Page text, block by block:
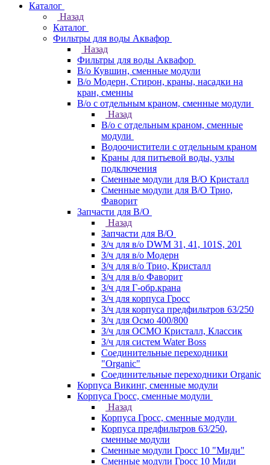
Каталог
Назад
Каталог
Фильтры для воды Аквафор
Назад
Фильтры для воды Аквафор
В/о Кувшин, сменные модули
В/о Модерн, Стирон, краны, насадки на
кран, сменны
В/о с отдельным краном, сменные модули
Назад
В/о с отдельным краном, сменные
модули
Водоочистители с отдельным краном
Краны для питьевой воды, узлы
подключения
Сменные модули для В/О Кристалл
Сменные модули для В/О Трио,
Фаворит
Запчасти для В/О
Назад
Запчасти для В/О
З/ч для в/о DWM 31, 41, 101S, 201
З/ч для в/о Модерн
З/ч для в/о Трио, Кристалл
З/ч для в/о Фаворит
З/ч для Г-обр.крана
З/ч для корпуса Гросс
З/ч для корпуса предфильтров 63/250
З/ч для Осмо 400/800
З/ч для ОСМО Кристалл, Классик
З/ч для систем Water Boss
Соединительные переходники
"Organic"
Соединительные переходники Organic
Корпуса Викинг, сменные модули
Корпуса Гросс, сменные модули
Назад
Корпуса Гросс, сменные модули
Корпуса предфильтров 63/250,
сменные модули
Сменные модули Гросс 10 "Миди"
Сменные модули Гросс 10 Миди